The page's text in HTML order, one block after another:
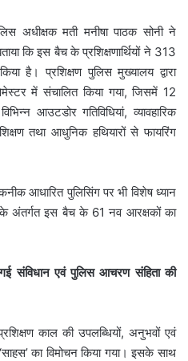
अधीक्षक मती मनीषा पाठक सोनी ने
कि इस बैच के प्रशिक्षणार्थियों ने 313
है। प्रशिक्षण पुलिस मुख्यालय द्वारा
में संचालित किया गया, जिसमें 12
आउटडोर गतिविधियां, व्यावहारिक
तथा आधुनिक हथियारों से फायरिंग
आधारित पुलिसिंग पर भी विशेष ध्यान
के अंतर्गत इस बैच के 61 नव आरक्षकों का
गई संविधान एवं पुलिस आचरण संहिता की
काल की उपलब्धियों, अनुभवों एवं
का विमोचन किया गया। इसके साथ